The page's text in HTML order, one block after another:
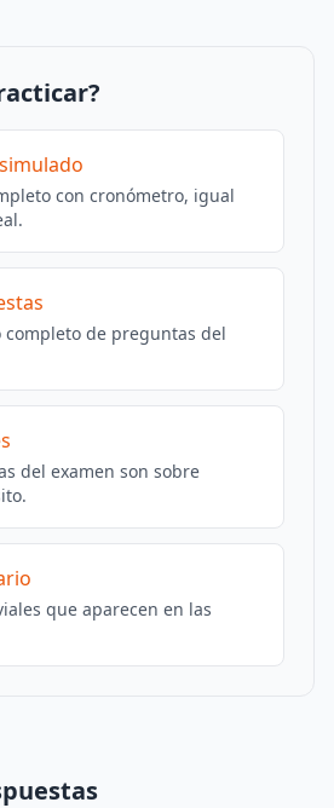
con cronómetro, igual
completo de preguntas del
del examen son sobre
que aparecen en las